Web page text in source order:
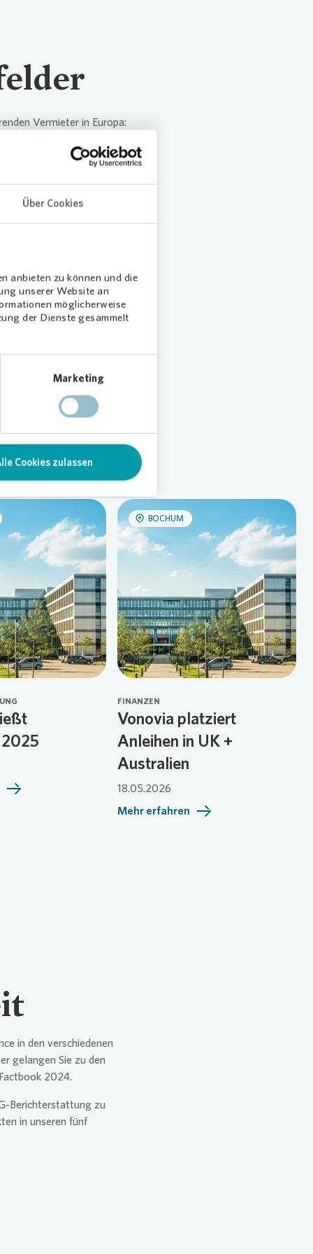
Über Cookies
anbieten zu können und die
unserer Website an
möglicherweise
der Dienste gesammelt
Marketing
Cookies zulassen
Vermieter in Europa:
neuen Wohnraum. Darüber
zu unserem Portfolio.
Alle News
Loading... Loading...
BOCHUM
FINANZEN
Vonovia platziert
Anleihen in UK +
Australien
18.05.2026
Mehr erfahren
in den verschiedenen
gelangen Sie zu den
2024.
Berichterstattung zu
in unseren fünf